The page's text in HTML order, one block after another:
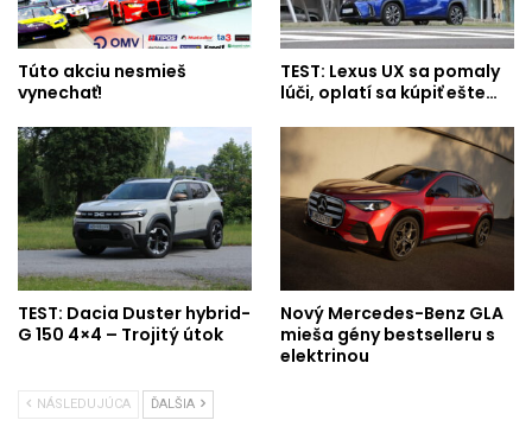
Túto akciu nesmieš
vynechať!
TEST: Lexus UX sa pomaly
lúči, oplatí sa kúpiť ešte…
TEST: Dacia Duster hybrid-
G 150 4×4 – Trojitý útok
Nový Mercedes-Benz GLA
mieša gény bestselleru s
elektrinou
NÁSLEDUJÚCA ĎALŠIA